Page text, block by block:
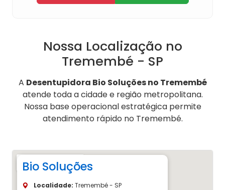
Nossa Localização no
Tremembé - SP
A Desentupidora Bio Soluções no Tremembé
atende toda a cidade e região metropolitana.
Nossa base operacional estratégica permite
atendimento rápido no Tremembé.
Bio Soluções
Localidade: Tremembé - SP